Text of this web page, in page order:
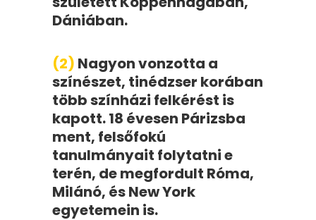
Dániában.
(2) Nagyon vonzotta a
színészet, tinédzser korában
több színházi felkérést is
kapott. 18 évesen Párizsba
ment, felsőfokú
tanulmányait folytatni e
terén, de megfordult Róma,
Milánó, és New York
egyetemein is.